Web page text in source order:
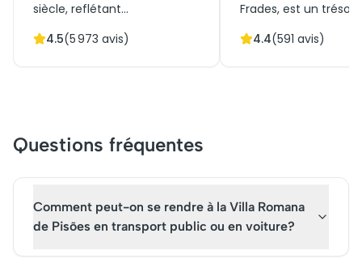
siècle, reflétant
avec ses remparts
mouvementée de l'Alentejo.
Ce château en pierre offre
jardins paysagers, parfaits
pour une promenade. Un
4.5(5 973 avis)
Frades, est un trésor
Portugal. Datant du
fournit un aperçu
de la vie quotidienne
l'architecture
4.4(591 avis)
Questions fréquentes
Comment peut-on se rendre à la Villa Romana
de Pisões en transport public ou en voiture?